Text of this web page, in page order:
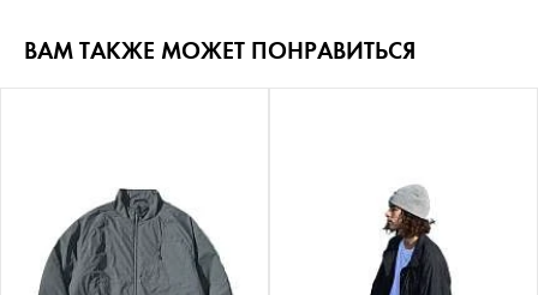
ВАМ ТАКЖЕ МОЖЕТ ПОНРАВИТЬСЯ